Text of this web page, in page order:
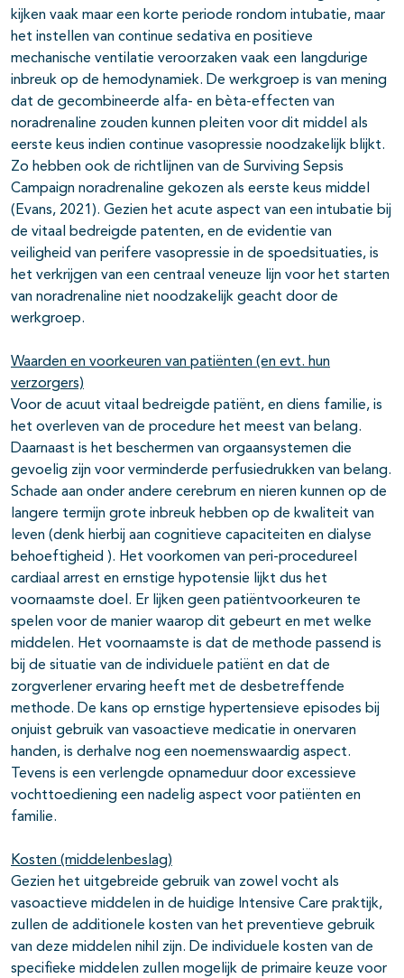
kijken vaak maar een korte periode rondom intubatie, maar
het instellen van continue sedativa en positieve
mechanische ventilatie veroorzaken vaak een langdurige
inbreuk op de hemodynamiek. De werkgroep is van mening
dat de gecombineerde alfa- en bèta-effecten van
noradrenaline zouden kunnen pleiten voor dit middel als
eerste keus indien continue vasopressie noodzakelijk blijkt.
Zo hebben ook de richtlijnen van de Surviving Sepsis
Campaign noradrenaline gekozen als eerste keus middel
(Evans, 2021). Gezien het acute aspect van een intubatie bij
de vitaal bedreigde patenten, en de evidentie van
veiligheid van perifere vasopressie in de spoedsituaties, is
het verkrijgen van een centraal veneuze lijn voor het starten
van noradrenaline niet noodzakelijk geacht door de
werkgroep.
Waarden en voorkeuren van patiënten (en evt. hun
verzorgers)
Voor de acuut vitaal bedreigde patiënt, en diens familie, is
het overleven van de procedure het meest van belang.
Daarnaast is het beschermen van orgaansystemen die
gevoelig zijn voor verminderde perfusiedrukken van belang.
Schade aan onder andere cerebrum en nieren kunnen op de
langere termijn grote inbreuk hebben op de kwaliteit van
leven (denk hierbij aan cognitieve capaciteiten en dialyse
behoeftigheid ). Het voorkomen van peri-procedureel
cardiaal arrest en ernstige hypotensie lijkt dus het
voornaamste doel. Er lijken geen patiëntvoorkeuren te
spelen voor de manier waarop dit gebeurt en met welke
middelen. Het voornaamste is dat de methode passend is
bij de situatie van de individuele patiënt en dat de
zorgverlener ervaring heeft met de desbetreffende
methode. De kans op ernstige hypertensieve episodes bij
onjuist gebruik van vasoactieve medicatie in onervaren
handen, is derhalve nog een noemenswaardig aspect.
Tevens is een verlengde opnameduur door excessieve
vochttoediening een nadelig aspect voor patiënten en
familie.
Kosten (middelenbeslag)
Gezien het uitgebreide gebruik van zowel vocht als
vasoactieve middelen in de huidige Intensive Care praktijk,
zullen de additionele kosten van het preventieve gebruik
van deze middelen nihil zijn. De individuele kosten van de
specifieke middelen zullen mogelijk de primaire keuze voor